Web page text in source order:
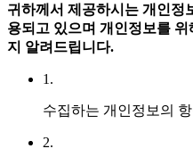
귀하께서 제공하시는 개인정
용되고 있으며 개인정보를
지 알려드립니다.
1.
수집하는 개인정보의
2.